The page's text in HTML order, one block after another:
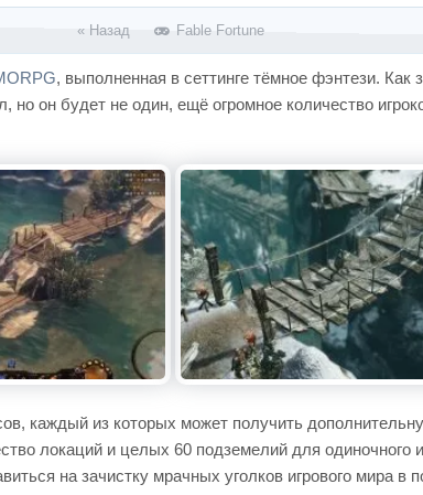
« Назад Fable Fortune
, выполненная в сеттинге тёмное фэнтези. Как
но он будет не один, ещё огромное количество
каждый из которых может получить
локаций и целых 60 подземелий для одиночного
на зачистку мрачных уголков игрового мира в